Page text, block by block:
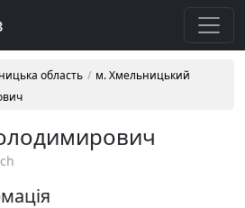
область
м. Хмельницький